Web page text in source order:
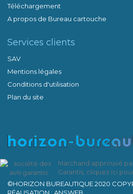
Téléchargement
A propos de Bureau cartouche
Services clients
SAV
Mentions légales
Conditions d'utilisation
Plan du site
Marchand approuvé
Garantis, cliquez ici
©HORIZON BUREAUTIQUE 2020